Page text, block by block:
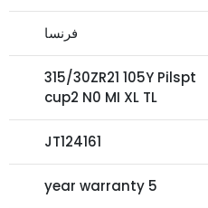
فرنسا
315/30ZR21 105Y Pilspt
cup2 N0 MI XL TL
JT124161
5 year warranty